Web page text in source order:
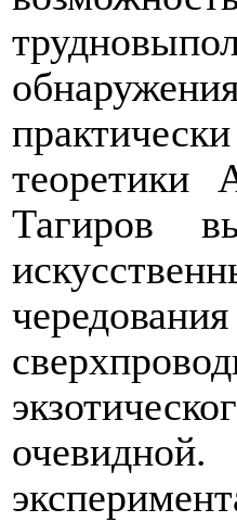
теоретики
Тагиров